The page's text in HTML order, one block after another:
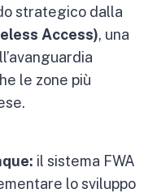
strategico dalla
Access), una
le zone più
il sistema FWA
lo sviluppo